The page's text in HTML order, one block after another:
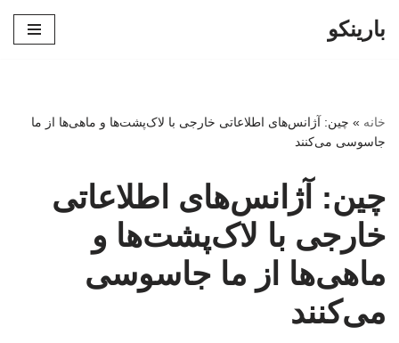
بارینکو
خانه » چین: آژانس‌های اطلاعاتی خارجی با لاک‌پشت‌ها و ماهی‌ها از ما
جاسوسی می‌کنند
چین: آژانس‌های اطلاعاتی
خارجی با لاک‌پشت‌ها و
ماهی‌ها از ما جاسوسی
می‌کنند